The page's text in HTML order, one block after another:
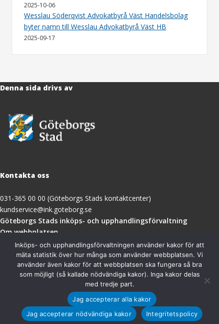
2025-10-06
Wesslau Söderqvist Advokatbyrå Väst Handelsbolag
byter namn till Wesslau Advokatbyrå Väst HB
2025-09-17
Denna sida drivs av
Kontakta oss
031-365 00 00 (Göteborgs Stads kontaktcenter)
kundservice@ink.goteborg.se
Göteborgs Stads inköps- och upphandlingsförvaltning(öppnas
nytt
fönster)
Om webbplatsen
Tillgänglighetsredogörelse
Besöksadress
Göteborgs Stads inköps- och upphandlingsförvaltning
411 18 Göteborg
Inköps- och upphandlingsförvaltningen använder kakor för att
mäta statistik över hur många som använder webbplatsen. Vi
använder även kakor för att webbplatsen ska fungera så bra
som möjligt (så kallade nödvändiga kakor). Inga kakor delas
med tredje part.
Jag accepterar alla kakor
Jag accepterar nödvändiga kakor
Integritetspolicy